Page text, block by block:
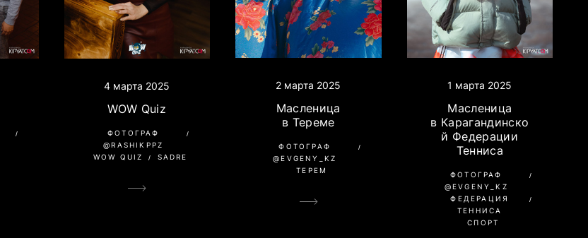
4 марта 2025
WOW Quiz
ФОТОГРАФ
@RASHIKPPZ
WOW QUIZ
SADRE
2 марта 2025
Масленица
в Тереме
ФОТОГРАФ
@EVGENY_KZ
ТЕРЕМ
1 марта 2025
Масленица
в Карагандинско
й Федерации
Тенниса
ФОТОГРАФ
@EVGENY_KZ
ФЕДЕРАЦИЯ
ТЕННИСА
СПОРТ